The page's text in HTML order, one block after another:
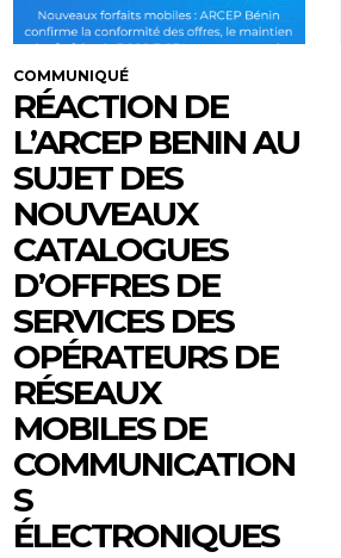
COMMUNIQUÉ
RÉACTION DE
L’ARCEP BENIN AU
SUJET DES
NOUVEAUX
CATALOGUES
D’OFFRES DE
SERVICES DES
OPÉRATEURS DE
RÉSEAUX
MOBILES DE
COMMUNICATION
S
ÉLECTRONIQUES